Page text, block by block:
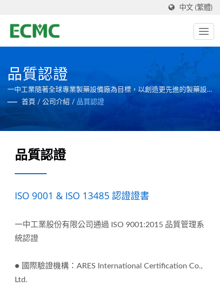
中文 (繁體)
品質認證
一中工業隨著全球專業製藥設備廠為目標，以創造更先進的製藥設
備。 首頁 / 公司介紹 / 品質認證
品質認證
ISO 9001 & ISO 13485 認證證書
一中工業股份有限公司通過 ISO 9001:2015 品質管理系
統認證
● 國際驗證機構：ARES International Certification Co.,
Ltd.